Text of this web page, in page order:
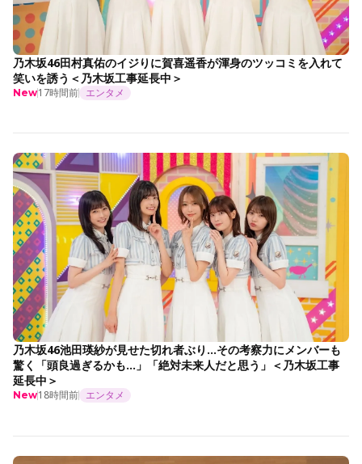
乃木坂46田村真佑のイジりに賀喜遥香が渾身のツッコミを入れて
笑いを誘う＜乃木坂工事延長中＞
New17時間前 エンタメ
乃木坂46池田瑛紗が見せた切れ者ぶり…その考察力にメンバーも
驚く「頭良過ぎるかも…」「絶対未来人だと思う」＜乃木坂工事
延長中＞
New18時間前 エンタメ